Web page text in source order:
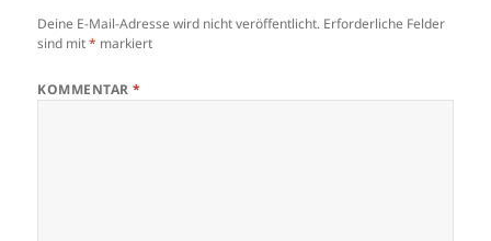
Deine E-Mail-Adresse wird nicht veröffentlicht. Erforderliche Felder
sind mit* markiert
KOMMENTAR*